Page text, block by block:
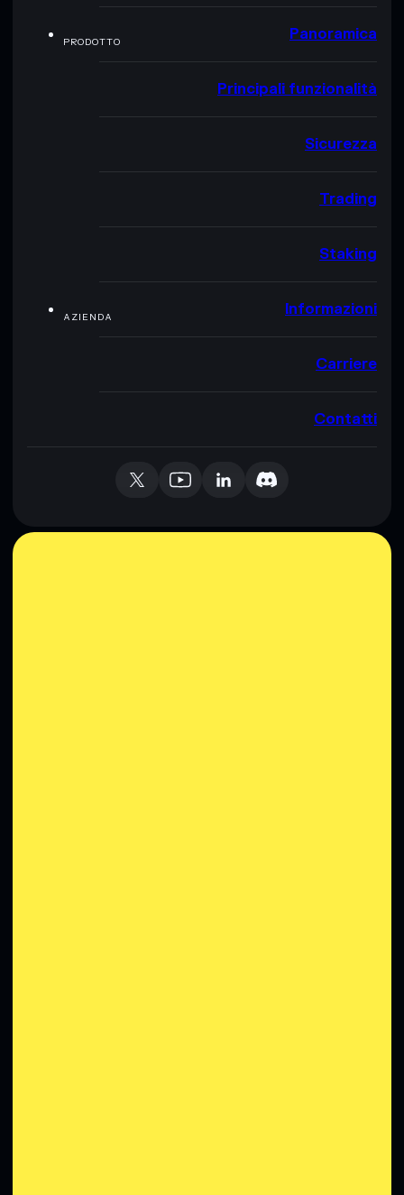
PRODOTTO Panoramica
Principali funzionalità
Sicurezza
Trading
Staking
AZIENDA Informazioni
Carriere
Contatti